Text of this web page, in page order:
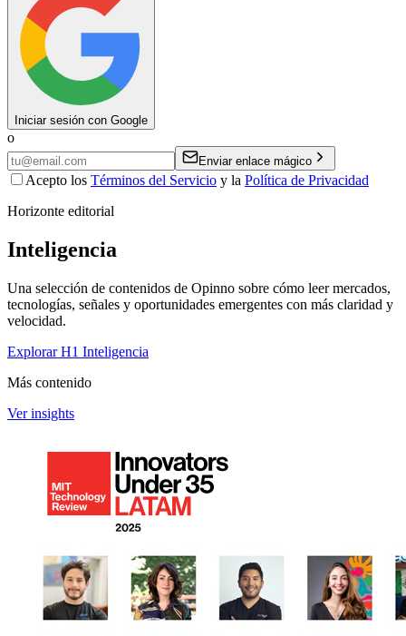
Iniciar sesión con Google
o
Enviar enlace mágico
Acepto los Términos del Servicio y la Política de Privacidad
Horizonte editorial
Inteligencia
Una selección de contenidos de Opinno sobre cómo leer mercados,
tecnologías, señales y oportunidades emergentes con más claridad y
velocidad.
Explorar H1 Inteligencia
Más contenido
Ver insights